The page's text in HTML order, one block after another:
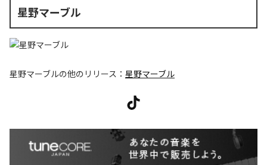
星野マーブル
星野マーブルの他のリリース： 星野マーブル